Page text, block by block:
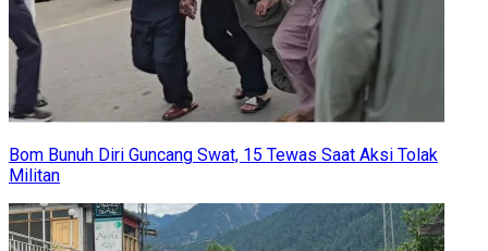
Bom Bunuh Diri Guncang Swat, 15 Tewas Saat Aksi Tolak
Militan